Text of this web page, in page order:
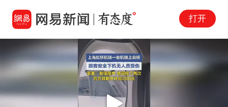
打开